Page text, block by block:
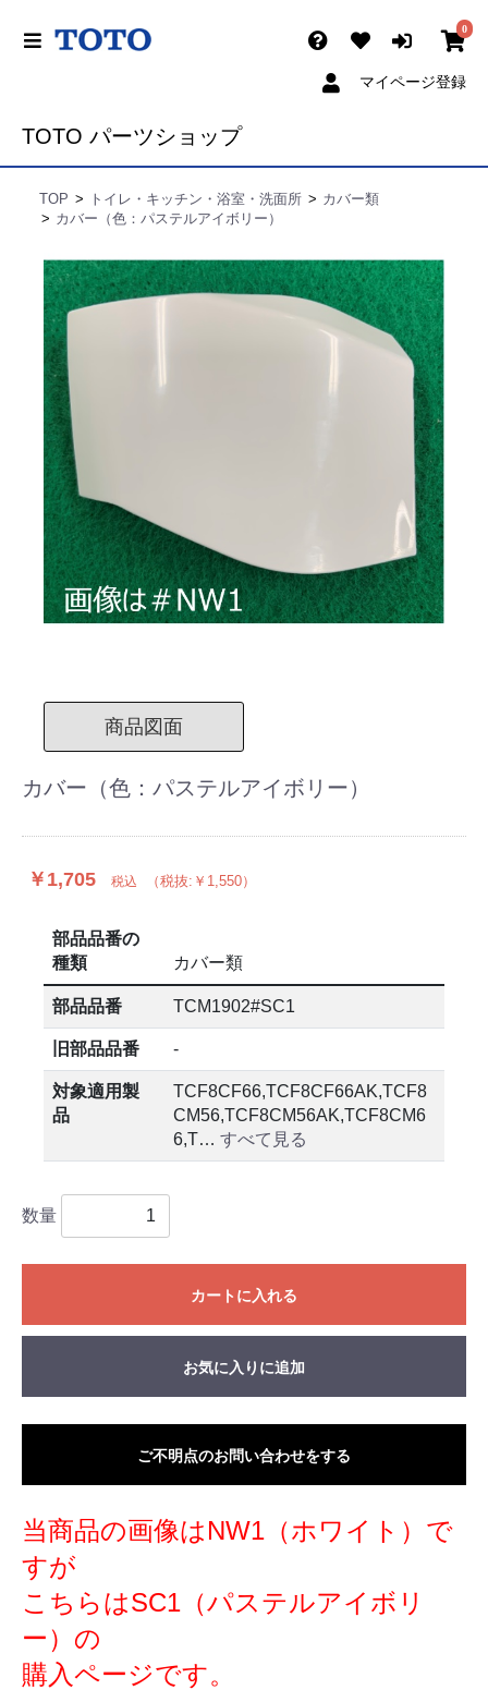
0
マイページ登録
TOTO パーツショップ
TOP トイレ・キッチン・浴室・洗面所
カバー類
カバー（色：パステルアイボリー）
商品図面
カバー（色：パステルアイボリー）
￥1,705 税込 （税抜:￥1,550）
部品品番の
種類
カバー類
部品品番 TCM1902#SC1
旧部品品番 -
対象適用製
品
TCF8CF66,TCF8CF66AK,TCF8
CM56,TCF8CM56AK,TCF8CM6
6,T… すべて見る
数量
カートに入れる
お気に入りに追加
ご不明点のお問い合わせをする
当商品の画像はNW1（ホワイト）で
すが
こちらはSC1（パステルアイボリ
ー）の
購入ページです。